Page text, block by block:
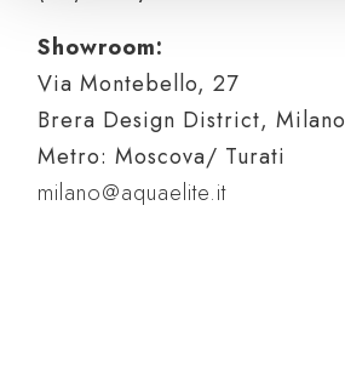
Showroom:
Via Montebello, 27
Brera Design District, Milano
Metro: Moscova/ Turati
milano@aquaelite.it